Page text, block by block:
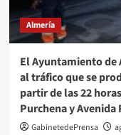
Almería
El Ayuntamiento de
al tráfico que se
partir de las 22
Purchena y Avenida
GabinetedePrensa